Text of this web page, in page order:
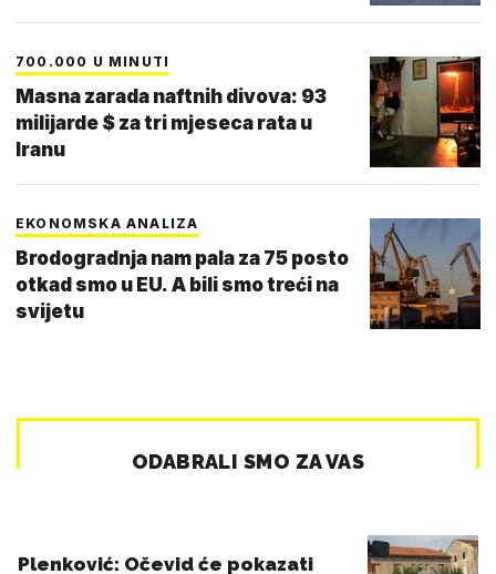
700.000 U MINUTI
Masna zarada naftnih divova: 93
milijarde $ za tri mjeseca rata u
Iranu
EKONOMSKA ANALIZA
Brodogradnja nam pala za 75 posto
otkad smo u EU. A bili smo treći na
svijetu